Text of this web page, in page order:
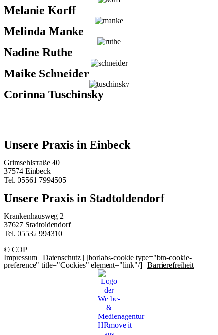
Melanie Korff
Melinda Manke
Nadine Ruthe
Maike Schneider
Corinna Tuschinsky
Unsere Praxis in Einbeck
Grimsehlstraße 40
37574 Einbeck
Tel. 05561 7994505
Unsere Praxis in Stadtoldendorf
Krankenhausweg 2
37627 Stadtoldendorf
Tel. 05532 994310
© COP
Impressum | Datenschutz | [borlabs-cookie type="btn-cookie-
preference" title="Cookies" element="link"/] | Barrierefreiheit